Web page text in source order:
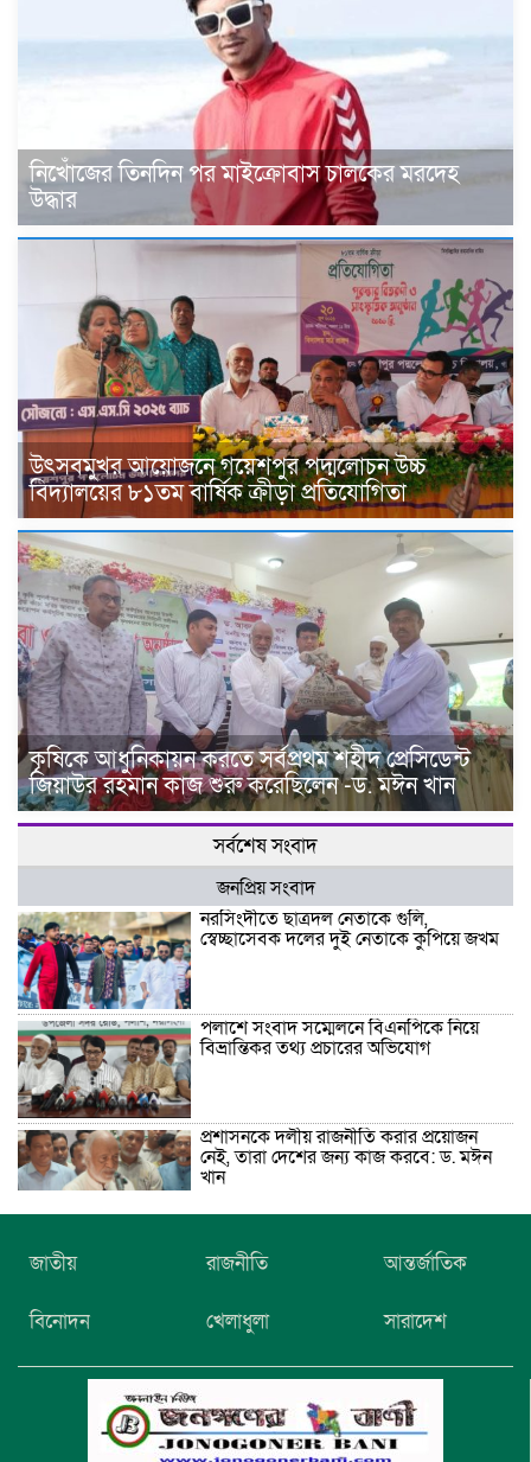
নিখোঁজের তিনদিন পর মাইক্রোবাস চালকের মরদেহ
উদ্ধার
উৎসবমুখর আয়োজনে গয়েশপুর পদ্মলোচন উচ্চ
বিদ্যালয়ের ৮১তম বার্ষিক ক্রীড়া প্রতিযোগিতা
কৃষিকে আধুনিকায়ন করতে সর্বপ্রথম শহীদ প্রেসিডেন্ট
জিয়াউর রহমান কাজ শুরু করেছিলেন -ড. মঈন খান
সর্বশেষ সংবাদ
জনপ্রিয় সংবাদ
নরসিংদীতে ছাত্রদল নেতাকে গুলি,
স্বেচ্ছাসেবক দলের দুই নেতাকে কুপিয়ে জখম
পলাশে সংবাদ সম্মেলনে বিএনপিকে নিয়ে
বিভ্রান্তিকর তথ্য প্রচারের অভিযোগ
প্রশাসনকে দলীয় রাজনীতি করার প্রয়োজন
নেই, তারা দেশের জন্য কাজ করবে: ড. মঈন
খান
নিখোঁজের তিনদিন পর মাইক্রোবাস চালকের
মরদেহ উদ্ধার
উচ্চ বিদ্যালয়ের ৮১তম বার্ষিক ক্রীড়া
জাতীয় রাজনীতি আন্তর্জাতিক
বিনোদন খেলাধুলা সারাদেশ